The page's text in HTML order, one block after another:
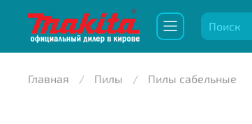
Главная Пилы Пилы сабельные